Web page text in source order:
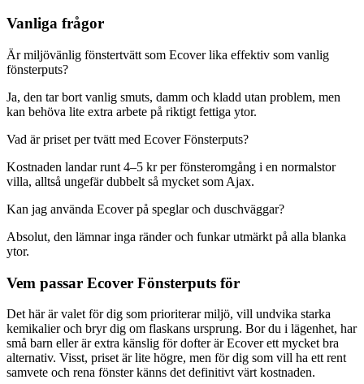
Vanliga frågor
Är miljövänlig fönstertvätt som Ecover lika effektiv som vanlig
fönsterputs?
Ja, den tar bort vanlig smuts, damm och kladd utan problem, men
kan behöva lite extra arbete på riktigt fettiga ytor.
Vad är priset per tvätt med Ecover Fönsterputs?
Kostnaden landar runt 4–5 kr per fönsteromgång i en normalstor
villa, alltså ungefär dubbelt så mycket som Ajax.
Kan jag använda Ecover på speglar och duschväggar?
Absolut, den lämnar inga ränder och funkar utmärkt på alla blanka
ytor.
Vem passar Ecover Fönsterputs för
Det här är valet för dig som prioriterar miljö, vill undvika starka
kemikalier och bryr dig om flaskans ursprung. Bor du i lägenhet, har
små barn eller är extra känslig för dofter är Ecover ett mycket bra
alternativ. Visst, priset är lite högre, men för dig som vill ha ett rent
samvete och rena fönster känns det definitivt värt kostnaden.